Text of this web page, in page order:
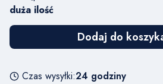
duża ilość
Dodaj do
Czas wysyłki:24 godziny